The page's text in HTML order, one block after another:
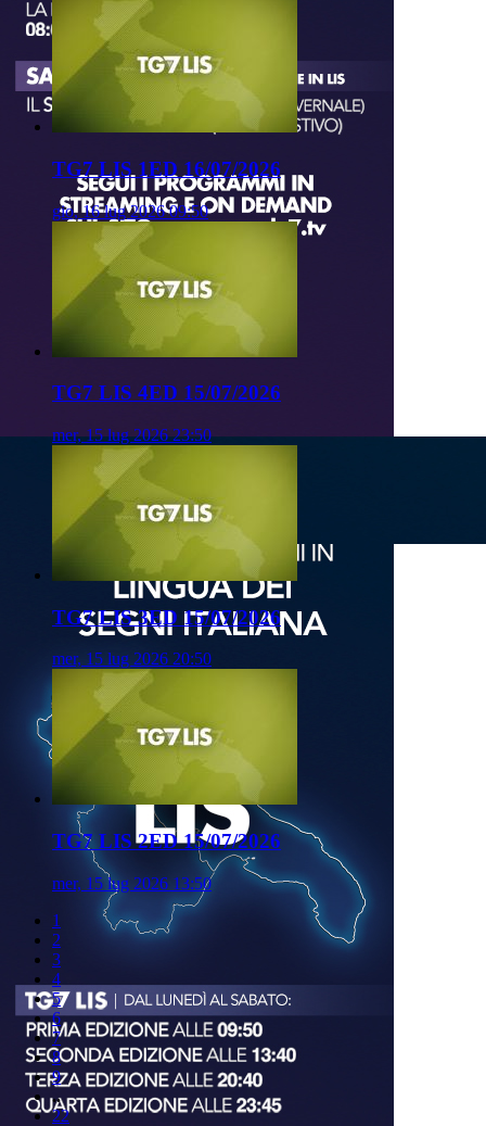
TG7 LIS 1ED 16/07/2026
gio, 16 lug 2026 09:50
TG7 LIS 4ED 15/07/2026
mer, 15 lug 2026 23:50
TG7 LIS 3ED 15/07/2026
mer, 15 lug 2026 20:50
TG7 LIS 2ED 15/07/2026
mer, 15 lug 2026 13:50
1
2
3
4
5
6
7
8
9
..
22